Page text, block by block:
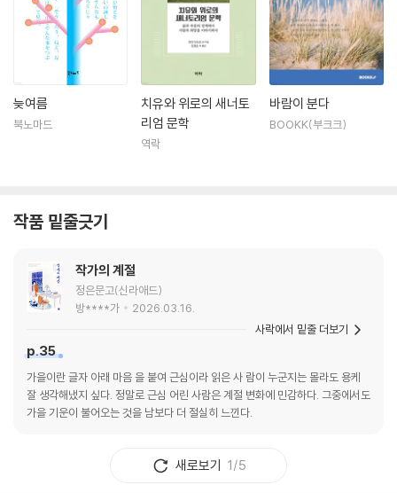
늦여름
북노마드
치유와 위로의 새너토
리엄 문학
역락
바람이 분다
BOOKK(부크크)
작품 밑줄긋기
작가의 계절
정은문고(신라애드)
방****가
2026.03.16.
p.35
가을이란 글자 아래 마음 을 붙여 근심이라 읽은 사 람이 누군지는 몰라도 용케
잘 생각해냈지 싶다. 정말로 근심 어린 사람은 계절 변화에 민감하다. 그중에서도
가을 기운이 불어오는 것을 남보다 더 절실히 느낀다.
사락에서 밑줄 더보기
새로보기 1/5